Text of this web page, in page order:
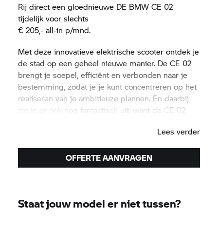
Rij direct een gloednieuwe DE BMW CE 02
tijdelijk voor slechts
€ 205,- all-in p/mnd.
Met deze innovatieve elektrische scooter ontdek je
de stad op een geheel nieuwe manier. De CE 02
brengt je soepel, efficiënt en verbonden naar je
bestemming, zodat je je kunt concentreren op het
realiseren van je ambitieuze plannen. En daarbij
zie je er ook nog fantastisch uit, want de CE 02
Stap op en ervaar hoe deze elektrische scooter
jouw stedelijke mobiliteit transformeert. Laat je
02.
Lees verder
OFFERTE AANVRAGEN
Staat jouw model er niet tussen?